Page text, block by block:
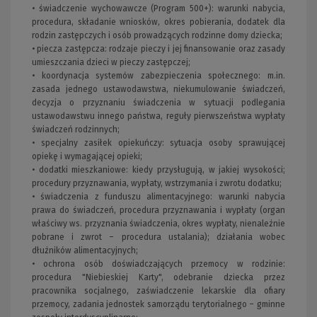
• świadczenie wychowawcze (Program 500+): warunki nabycia,
procedura, składanie wniosków, okres pobierania, dodatek dla
rodzin zastępczych i osób prowadzących rodzinne domy dziecka;
• piecza zastępcza: rodzaje pieczy i jej finansowanie oraz zasady
umieszczania dzieci w pieczy zastępczej;
• koordynacja systemów zabezpieczenia społecznego: m.in.
zasada jednego ustawodawstwa, niekumulowanie świadczeń,
decyzja o przyznaniu świadczenia w sytuacji podlegania
ustawodawstwu innego państwa, reguły pierwszeństwa wypłaty
świadczeń rodzinnych;
• specjalny zasiłek opiekuńczy: sytuacja osoby sprawującej
opiekę i wymagającej opieki;
• dodatki mieszkaniowe: kiedy przysługują, w jakiej wysokości;
procedury przyznawania, wypłaty, wstrzymania i zwrotu dodatku;
• świadczenia z funduszu alimentacyjnego: warunki nabycia
prawa do świadczeń, procedura przyznawania i wypłaty (organ
właściwy ws. przyznania świadczenia, okres wypłaty, nienależnie
pobrane i zwrot – procedura ustalania); działania wobec
dłużników alimentacyjnych;
• ochrona osób doświadczających przemocy w rodzinie:
procedura "Niebieskiej Karty", odebranie dziecka przez
pracownika socjalnego, zaświadczenie lekarskie dla ofiary
przemocy, zadania jednostek samorządu terytorialnego – gminne